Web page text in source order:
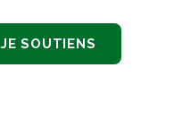
JE SOUTIENS